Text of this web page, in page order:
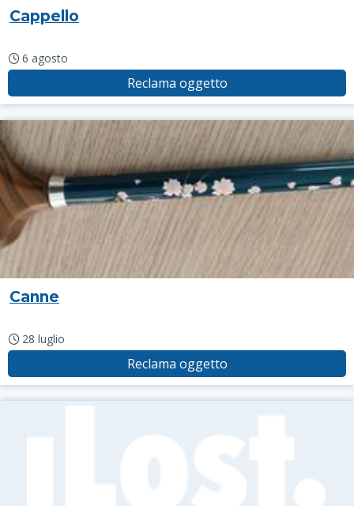
Cappello
6 agosto
Reclama oggetto
Canne
28 luglio
Reclama oggetto